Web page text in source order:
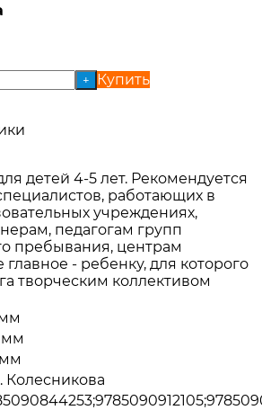
+
Купить
детей 4-5 лет. Рекомендуется
работающих в
учреждениях,
педагогам групп
пребывания, центрам
главное - ребенку, для которого
творческим коллективом
мм
Колесникова